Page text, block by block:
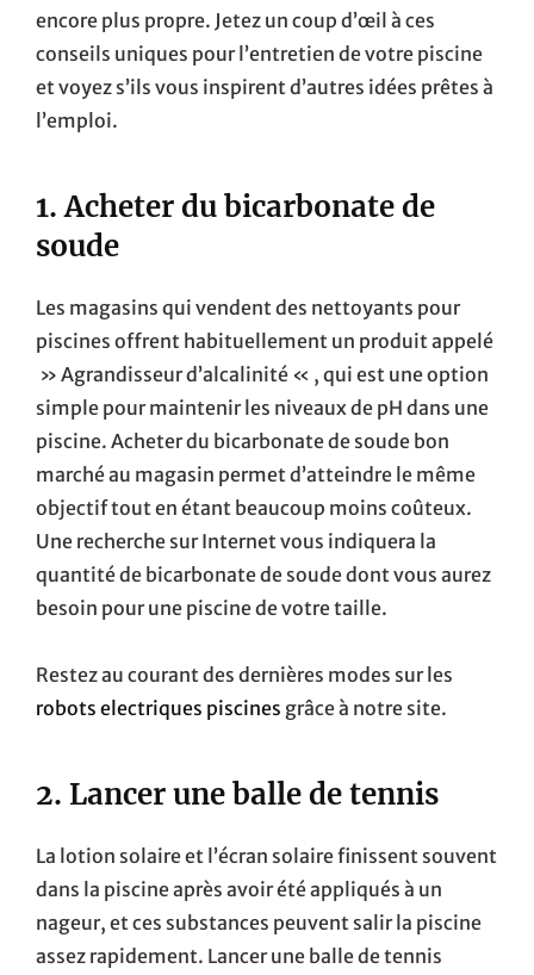
encore plus propre. Jetez un coup d’œil à ces
conseils uniques pour l’entretien de votre piscine
et voyez s’ils vous inspirent d’autres idées prêtes à
l’emploi.
1. Acheter du bicarbonate de
soude
Les magasins qui vendent des nettoyants pour
piscines offrent habituellement un produit appelé
» Agrandisseur d’alcalinité « , qui est une option
simple pour maintenir les niveaux de pH dans une
piscine. Acheter du bicarbonate de soude bon
marché au magasin permet d’atteindre le même
objectif tout en étant beaucoup moins coûteux.
Une recherche sur Internet vous indiquera la
quantité de bicarbonate de soude dont vous aurez
besoin pour une piscine de votre taille.
Restez au courant des dernières modes sur les
robots electriques piscines grâce à notre site.
2. Lancer une balle de tennis
La lotion solaire et l’écran solaire finissent souvent
dans la piscine après avoir été appliqués à un
nageur, et ces substances peuvent salir la piscine
assez rapidement. Lancer une balle de tennis